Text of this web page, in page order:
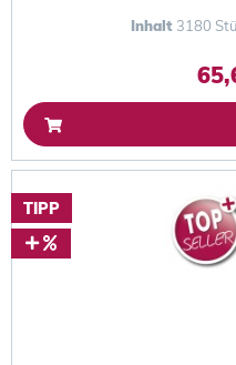
Inhalt 3180
TIPP